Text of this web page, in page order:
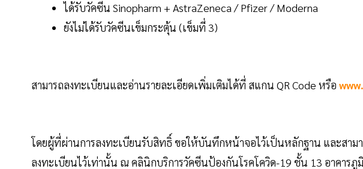
ได้รับวัคซีน Sinopharm + AstraZeneca / Pfizer / Moderna
ยังไม่ได้รับวัคซีนเข็มกระตุ้น (เข็มที่ 3)
สามารถลงทะเบียนและอ่านรายละเอียดเพิ่มเติมได้ที่ สแกน QR Code หรือ
โดยผู้ที่ผ่านการลงทะเบียนรับสิทธิ์ ขอให้บันทึกหน้าจอไว้เป็นหลักฐาน และสาม
ลงทะเบียนไว้เท่านั้น ณ คลินิกบริการวัคซีนป้องกันโรคโควิด-19 ชั้น 13 อาคาร